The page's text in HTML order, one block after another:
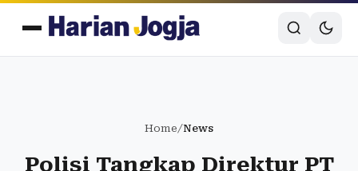
Home/News
Polisi Tangkap Direktur PT